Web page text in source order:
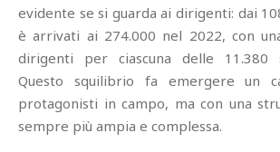
evidente se si guarda ai dirigenti: dai
è arrivati ai 274.000 nel 2022, con
dirigenti per ciascuna delle 11.380
Questo squilibrio fa emergere un
protagonisti in campo, ma con una
sempre più ampia e complessa.